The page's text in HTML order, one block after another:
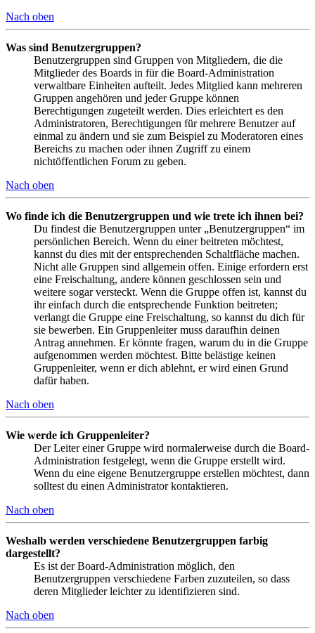
Nach oben
Was sind Benutzergruppen?
Benutzergruppen sind Gruppen von Mitgliedern, die die
Mitglieder des Boards in für die Board-Administration
verwaltbare Einheiten aufteilt. Jedes Mitglied kann mehreren
Gruppen angehören und jeder Gruppe können
Berechtigungen zugeteilt werden. Dies erleichtert es den
Administratoren, Berechtigungen für mehrere Benutzer auf
einmal zu ändern und sie zum Beispiel zu Moderatoren eines
Bereichs zu machen oder ihnen Zugriff zu einem
nichtöffentlichen Forum zu geben.
Nach oben
Wo finde ich die Benutzergruppen und wie trete ich ihnen bei?
Du findest die Benutzergruppen unter „Benutzergruppen“ im
persönlichen Bereich. Wenn du einer beitreten möchtest,
kannst du dies mit der entsprechenden Schaltfläche machen.
Nicht alle Gruppen sind allgemein offen. Einige erfordern erst
eine Freischaltung, andere können geschlossen sein und
weitere sogar versteckt. Wenn die Gruppe offen ist, kannst du
ihr einfach durch die entsprechende Funktion beitreten;
verlangt die Gruppe eine Freischaltung, so kannst du dich für
sie bewerben. Ein Gruppenleiter muss daraufhin deinen
Antrag annehmen. Er könnte fragen, warum du in die Gruppe
aufgenommen werden möchtest. Bitte belästige keinen
Gruppenleiter, wenn er dich ablehnt, er wird einen Grund
dafür haben.
Nach oben
Wie werde ich Gruppenleiter?
Der Leiter einer Gruppe wird normalerweise durch die Board-
Administration festgelegt, wenn die Gruppe erstellt wird.
Wenn du eine eigene Benutzergruppe erstellen möchtest, dann
solltest du einen Administrator kontaktieren.
Nach oben
Weshalb werden verschiedene Benutzergruppen farbig
dargestellt?
Es ist der Board-Administration möglich, den
Benutzergruppen verschiedene Farben zuzuteilen, so dass
deren Mitglieder leichter zu identifizieren sind.
Nach oben